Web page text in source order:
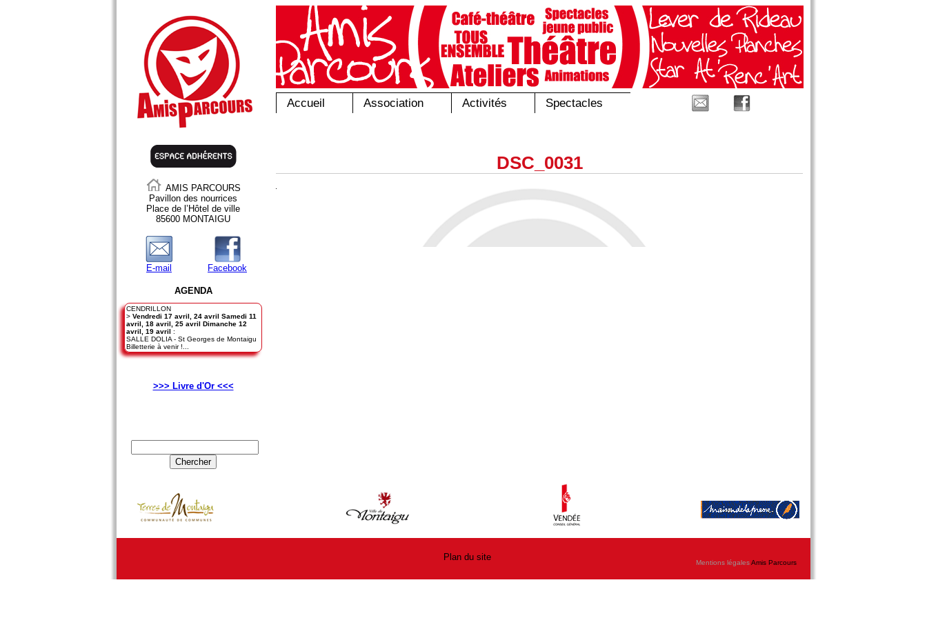
Accueil Association Activités Spectacles
DSC_0031
AMIS PARCOURS
Pavillon des nourrices
Place de l’Hôtel de ville
85600 MONTAIGU
E-mail Facebook
AGENDA
CENDRILLON
> Vendredi 17 avril, 24 avril Samedi 11
avril, 18 avril, 25 avril Dimanche 12
avril, 19 avril :
SALLE DOLIA - St Georges de Montaigu
Billetterie à venir !...
>>> Livre d'Or <<<
Plan du site
Mentions légalesAmis Parcours